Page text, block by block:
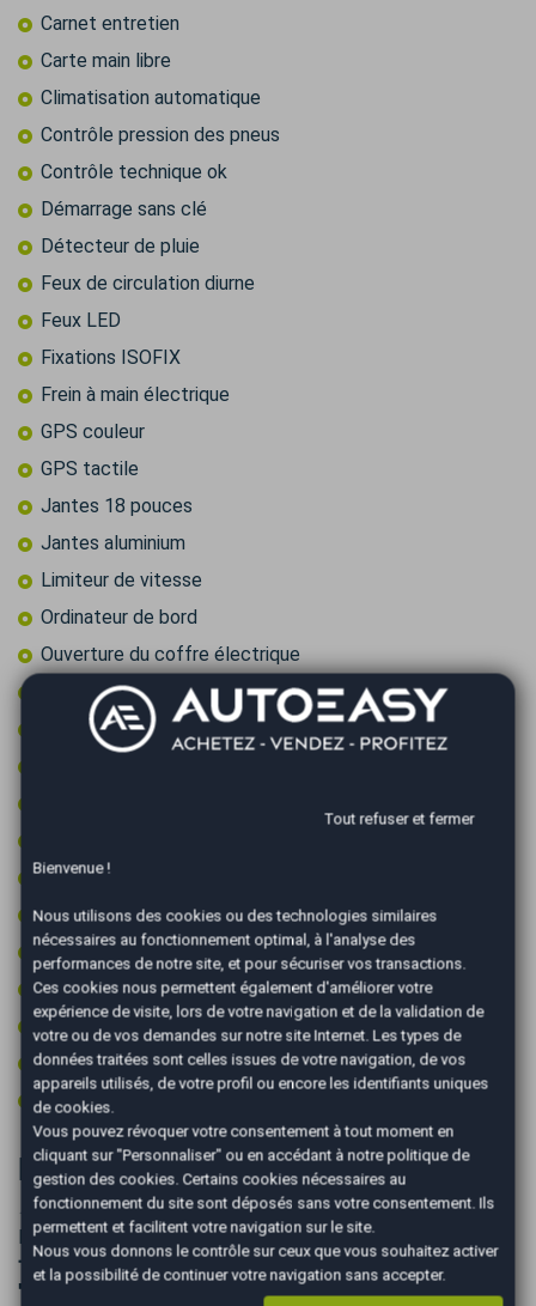
Carnet entretien
Carte main libre
Climatisation automatique
Contrôle pression des pneus
Contrôle technique ok
Démarrage sans clé
Détecteur de pluie
Feux de circulation diurne
Feux LED
Fixations ISOFIX
Frein à main électrique
GPS couleur
GPS tactile
Jantes 18 pouces
Jantes aluminium
Limiteur de vitesse
Ordinateur de bord
Ouverture du coffre électrique
Prise 12v
Prise audio USB
Régulateur de vitesse
Retroviseur intérieur électrochrome
Rétroviseurs électriques
Rétroviseurs rabattables électriquement
Roue secours tempo + kit outils
Vitres surteintées
Volant multifonctions
Informations complémentaires
✦ Plus de photos sur notre site : AUTOEASY Salon-de-
Provence
➖➖➖➖➖➖➖➖➖➖➖➖➖➖➖➖➖➖➖➖➖➖➖➖➖
➡️ Ce qu’il faut savoir sur ce véhicule :
Tout refuser et fermer
Bienvenue !
Nous utilisons des cookies ou des technologies similaires
nécessaires au fonctionnement optimal, à l'analyse des
performances de notre site, et pour sécuriser vos transactions.
Ces cookies nous permettent également d'améliorer votre
expérience de visite, lors de votre navigation et de la validation de
votre ou de vos demandes sur notre site Internet. Les types de
données traitées sont celles issues de votre navigation, de vos
appareils utilisés, de votre profil ou encore les identifiants uniques
de cookies.
Vous pouvez révoquer votre consentement à tout moment en
cliquant sur "Personnaliser" ou en accédant à notre politique de
gestion des cookies. Certains cookies nécessaires au
fonctionnement du site sont déposés sans votre consentement. Ils
permettent et facilitent votre navigation sur le site.
Nous vous donnons le contrôle sur ceux que vous souhaitez activer
et la possibilité de continuer votre navigation sans accepter.